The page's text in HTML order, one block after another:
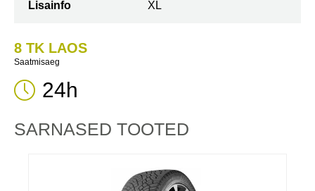
Lisainfo XL
8 TK LAOS
Saatmisaeg
24h
SARNASED TOOTED